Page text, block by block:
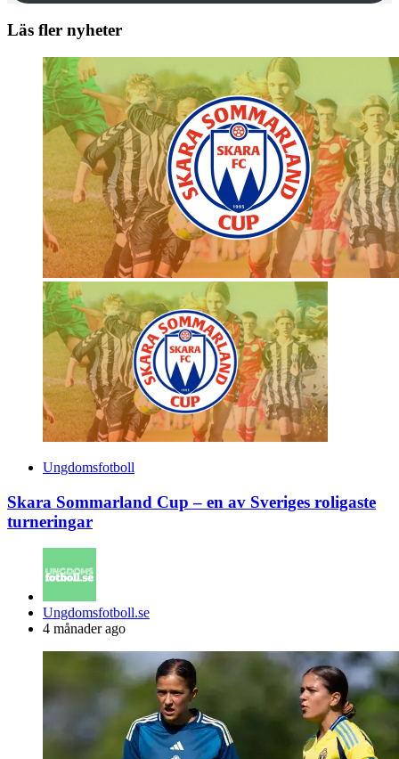
Läs fler nyheter
Ungdomsfotboll
Skara Sommarland Cup – en av Sveriges roligaste
turneringar
Posted
by
Ungdomsfotboll.se
4 månader ago